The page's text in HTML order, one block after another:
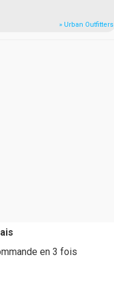
» Urban Outfitters
en 3 fois